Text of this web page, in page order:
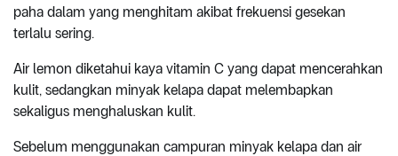
paha dalam yang menghitam akibat frekuensi gesekan
terlalu sering.
Air lemon diketahui kaya vitamin C yang dapat mencerahkan
kulit, sedangkan minyak kelapa dapat melembapkan
sekaligus menghaluskan kulit.
Sebelum menggunakan campuran minyak kelapa dan air